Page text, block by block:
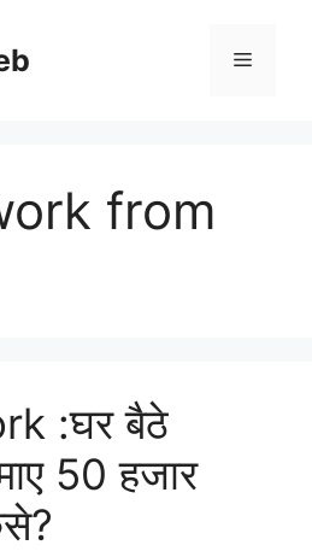
Menu
from
:घर बैठे
50 हजार